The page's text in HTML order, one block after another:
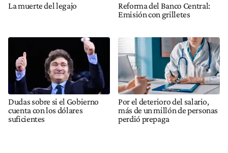
La muerte del legajo
Reforma del Banco Central:
Emisión con grilletes
Dudas sobre si el Gobierno
cuenta con los dólares
suficientes
Por el deterioro del salario,
más de un millón de personas
perdió prepaga